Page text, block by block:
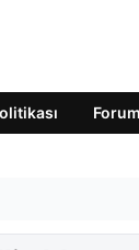
Forum